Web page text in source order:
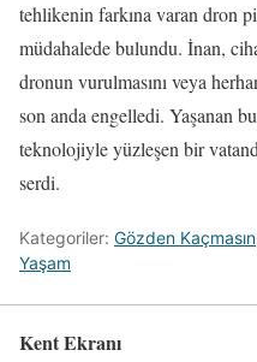
tehlikenin farkına varan dron
müdahalede bulundu. İnan,
dronun vurulmasını veya
son anda engelledi. Yaşanan bu
teknolojiyle yüzleşen bir
serdi.
Kategoriler: Gözden Kaçmasın
Yaşam
Kent Ekranı